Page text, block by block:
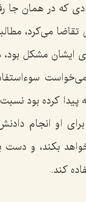
که در همان
تقاضا می‌کرد،
ایشان مشکل
پیدا کرده بود
او انجام
بکند، و دست
کند.